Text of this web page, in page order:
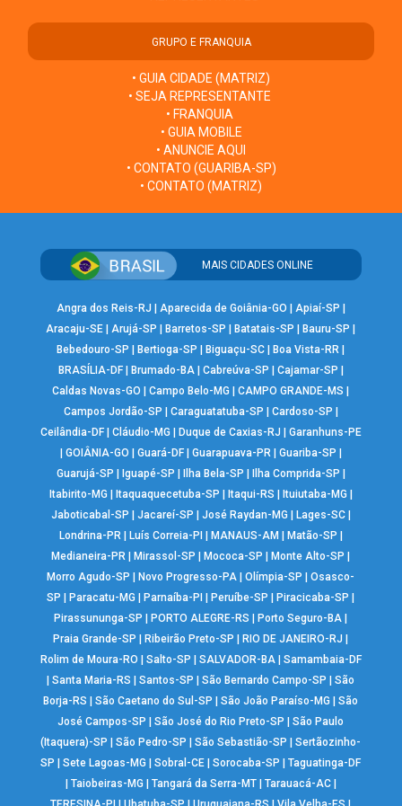
GRUPO E FRANQUIA
• GUIA CIDADE (MATRIZ)
• SEJA REPRESENTANTE
• FRANQUIA
• GUIA MOBILE
• ANUNCIE AQUI
• CONTATO (GUARIBA-SP)
• CONTATO (MATRIZ)
MAIS CIDADES ONLINE
Angra dos Reis-RJ Aparecida de Goiânia-GO Apiaí-SP
Aracaju-SE |Arujá-SP Barretos-SP Batatais-SP Bauru-SP
Bebedouro-SP
Bertioga-SP Biguaçu-SC Boa Vista-RR
BRASÍLIA-DF| Brumado-BA| Cabreúva-SP Cajamar-SP
Caldas Novas-GO
|Campo Belo-MG |CAMPO GRANDE-MS
Campos Jordão-SP
Caraguatatuba-SP Cardoso-SP
Ceilândia-DF| Cláudio-MG Duque de Caxias-RJ
Garanhuns-PE
GOIÂNIA-GO Guará-DF| Guarapuava-PR| Guariba-SP
Guarujá-SP
Iguapé-SP Ilha Bela-SP Ilha Comprida-SP
Itabirito-MG
Itaquaquecetuba-SP Itaqui-RS Ituiutaba-MG
Jaboticabal-SP
Jacareí-SP José Raydan-MG Lages-SC|
Londrina-PR| Luís Correia-PI MANAUS-AM Matão-SP
Medianeira-PR
Mirassol-SP Mococa-SP Monte Alto-SP
Morro Agudo-SP
Novo Progresso-PA |Olímpia-SP |Osasco-
SP
Paracatu-MG Parnaíba-PI Peruíbe-SP Piracicaba-SP
Pirassununga-SP
PORTO ALEGRE-RS Porto Seguro-BA
Praia Grande-SP
Ribeirão Preto-SP RIO DE JANEIRO-RJ
Rolim de Moura-RO
Salto-SP SALVADOR-BA| Samambaia-DF
|Santa Maria-RS |Santos-SP |São Bernardo Campo-SP |São
Borja-RS
|São Caetano do Sul-SP |São João Paraíso-MG |São
José Campos-SP
|São José do Rio Preto-SP |São Paulo
(Itaquera)-SP
|São Pedro-SP |São Sebastião-SP |Sertãozinho-
SP
|Sete Lagoas-MG |Sobral-CE |Sorocaba-SP |Taguatinga-DF
Taiobeiras-MG Tangará da Serra-MT| Tarauacá-AC|